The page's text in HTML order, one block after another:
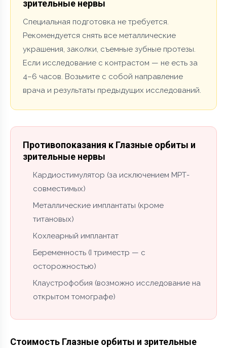
зрительные нервы
Специальная подготовка не требуется.
Рекомендуется снять все металлические
украшения, заколки, съемные зубные протезы.
Если исследование с контрастом — не есть за
4–6 часов. Возьмите с собой направление
врача и результаты предыдущих исследований.
Противопоказания к Глазные орбиты и
зрительные нервы
Кардиостимулятор (за исключением МРТ-
совместимых)
Металлические имплантаты (кроме
титановых)
Кохлеарный имплантат
Беременность (I триместр — с
осторожностью)
Клаустрофобия (возможно исследование на
открытом томографе)
Стоимость Глазные орбиты и зрительные